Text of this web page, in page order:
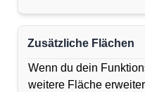
Zusätzliche Flächen
Wenn du dein
weitere Fläche